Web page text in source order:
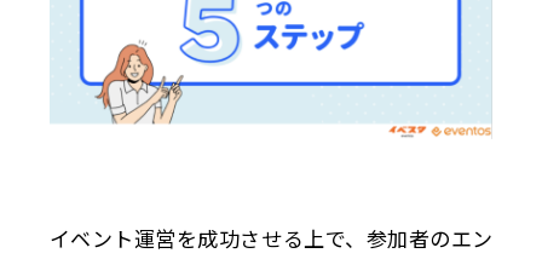
イベント運営を成功させる上で、参加者のエン